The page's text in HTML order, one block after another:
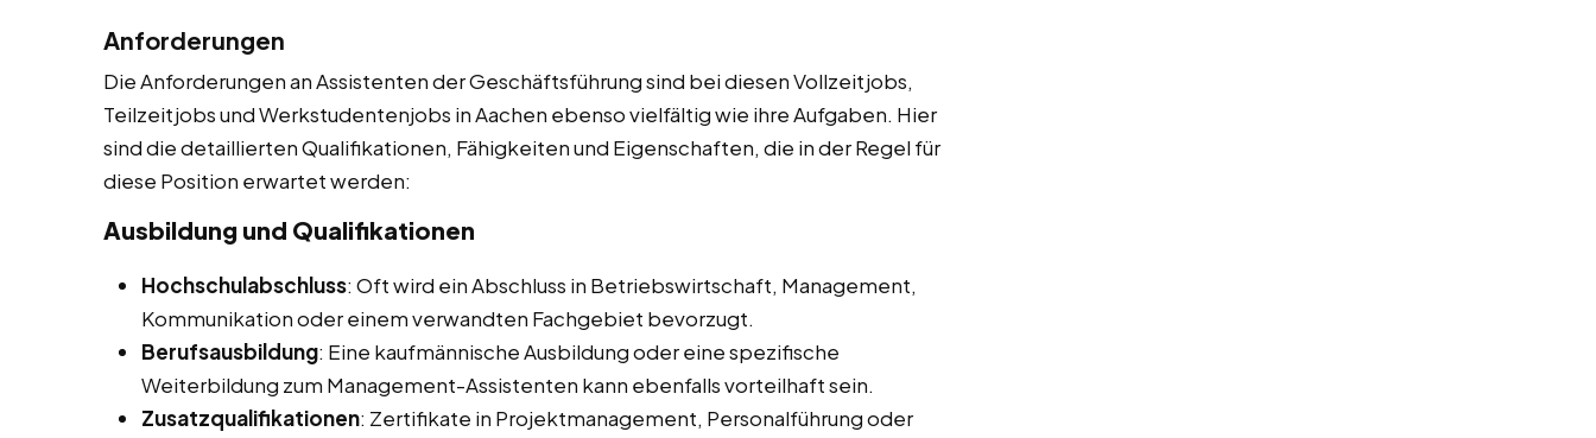
Anforderungen
Die Anforderungen an Assistenten der Geschäftsführung sind bei diesen Vollzeitjobs,
Teilzeitjobs und Werkstudentenjobs in Aachen ebenso vielfältig wie ihre Aufgaben. Hier
sind die detaillierten Qualifikationen, Fähigkeiten und Eigenschaften, die in der Regel für
diese Position erwartet werden:
Ausbildung und Qualifikationen
Hochschulabschluss: Oft wird ein Abschluss in Betriebswirtschaft, Management,
Kommunikation oder einem verwandten Fachgebiet bevorzugt.
Berufsausbildung: Eine kaufmännische Ausbildung oder eine spezifische
Weiterbildung zum Management-Assistenten kann ebenfalls vorteilhaft sein.
Zusatzqualifikationen: Zertifikate in Projektmanagement, Personalführung oder